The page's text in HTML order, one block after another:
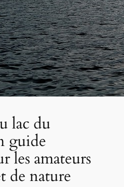
lac du
guide
les amateurs
de nature